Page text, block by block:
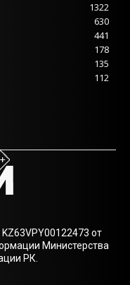
1322
630
441
178
135
112
от
Министерства
РК.